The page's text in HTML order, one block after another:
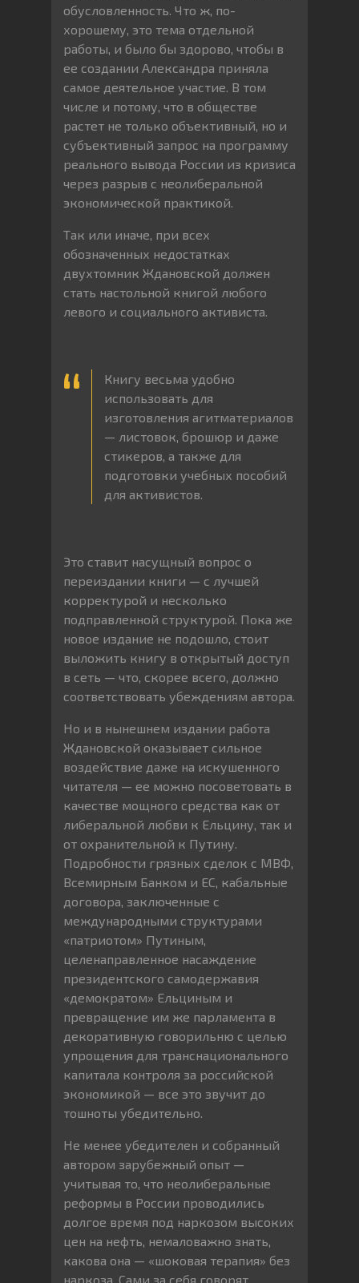
обусловленность. Что ж, по-
хорошему, это тема отдельной
работы, и было бы здорово, чтобы в
ее создании Александра приняла
самое деятельное участие. В том
числе и потому, что в обществе
растет не только объективный, но и
субъективный запрос на программу
реального вывода России из кризиса
через разрыв с неолиберальной
экономической практикой.
Так или иначе, при всех
обозначенных недостатках
двухтомник Ждановской должен
стать настольной книгой любого
левого и социального активиста.
Книгу весьма удобно
использовать для
изготовления агитматериалов
— листовок, брошюр и даже
стикеров, а также для
подготовки учебных пособий
для активистов.
Это ставит насущный вопрос о
переиздании книги — с лучшей
корректурой и несколько
подправленной структурой. Пока же
новое издание не подошло, стоит
выложить книгу в открытый доступ
в сеть — что, скорее всего, должно
соответствовать убеждениям автора.
Но и в нынешнем издании работа
Ждановской оказывает сильное
воздействие даже на искушенного
читателя — ее можно посоветовать в
качестве мощного средства как от
либеральной любви к Ельцину, так и
от охранительной к Путину.
Подробности грязных сделок с МВФ,
Всемирным Банком и ЕС, кабальные
договора, заключенные с
международными структурами
«патриотом» Путиным,
целенаправленное насаждение
президентского самодержавия
«демократом» Ельциным и
превращение им же парламента в
декоративную говорильню с целью
упрощения для транснационального
капитала контроля за российской
экономикой — все это звучит до
тошноты убедительно.
Не менее убедителен и собранный
автором зарубежный опыт —
учитывая то, что неолиберальные
реформы в России проводились
долгое время под наркозом высоких
цен на нефть, немаловажно знать,
какова она — «шоковая терапия» без
наркоза. Сами за себя говорят